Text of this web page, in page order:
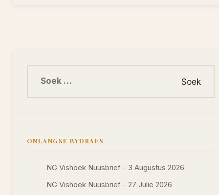
ONLANGSE BYDRAES
NG Vishoek Nuusbrief - 3 Augustus 2026
NG Vishoek Nuusbrief - 27 Julie 2026